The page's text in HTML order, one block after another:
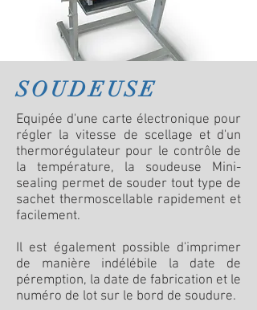
SOUDEUSE
Equipée d'une carte électronique pour
régler la vitesse de scellage et d'un
thermorégulateur pour le contrôle de
la température, la soudeuse Mini-
sealing permet de souder tout type de
sachet thermoscellable rapidement et
facilement.
Il est également possible d'imprimer
de manière indélébile la date de
péremption, la date de fabrication et le
numéro de lot sur le bord de soudure.